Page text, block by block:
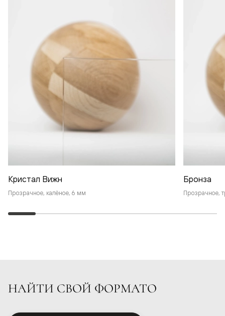
Кристал Вижн
Прозрачное, калёное, 6 мм
Бронза
Прозрачное,
НАЙТИ СВОЙ ФОРМАТО